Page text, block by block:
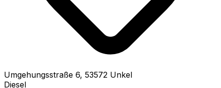
Umgehungsstraße 6, 53572 Unkel
Diesel